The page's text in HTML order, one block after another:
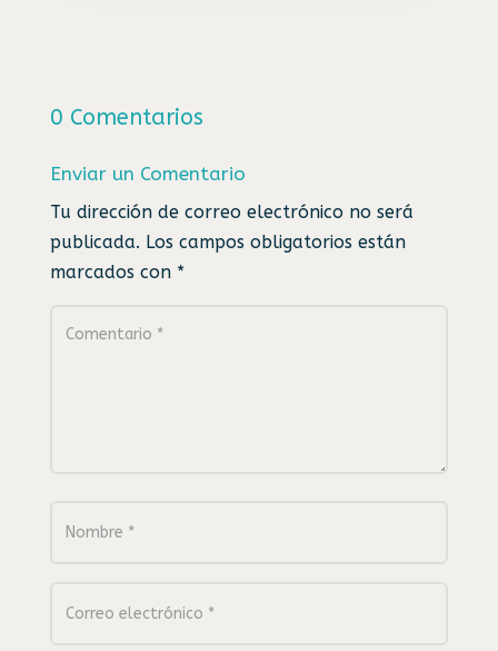
0 Comentarios
Enviar un Comentario
Tu dirección de correo electrónico no será
publicada. Los campos obligatorios están
marcados con *